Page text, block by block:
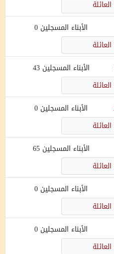
الأبناء المسجلين 0
الأبناء المسجلين43
الأبناء المسجلين 0
الأبناء المسجلين65
الأبناء المسجلين 0
الأبناء المسجلين 0